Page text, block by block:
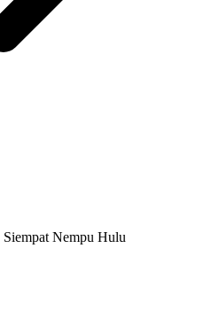
Siempat Nempu Hulu